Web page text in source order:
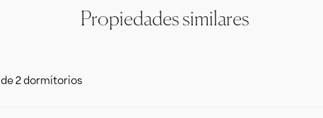
Propiedades similares
de 2 dormitorios